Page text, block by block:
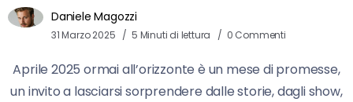
Daniele Magozzi
31 Marzo 2025 5 Minuti di lettura 0 Commenti
Aprile 2025 ormai all’orizzonte è un mese di promesse,
un invito a lasciarsi sorprendere dalle storie, dagli show,